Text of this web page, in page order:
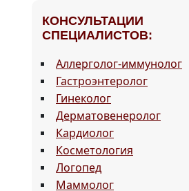
КОНСУЛЬТАЦИИ
СПЕЦИАЛИСТОВ:
Аллерголог-иммунолог
Гастроэнтеролог
Гинеколог
Дерматовенеролог
Кардиолог
Косметология
Логопед
Маммолог